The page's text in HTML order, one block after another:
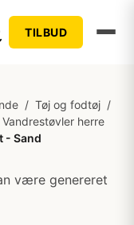
TILBUD
/ Tøj og fodtøj /
Vandrestøvler herre
- Sand
være genereret